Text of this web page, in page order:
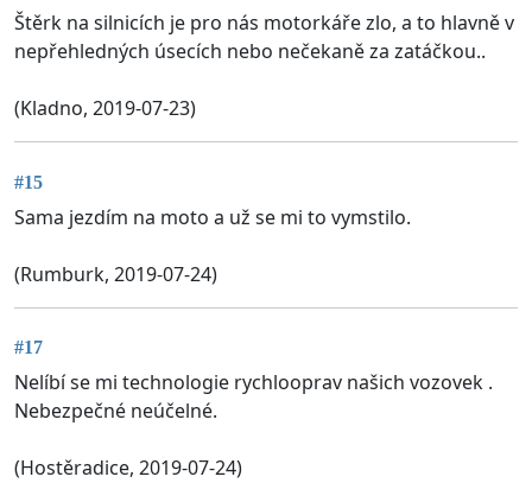
Štěrk na silnicích je pro nás motorkáře zlo, a to hlavně v
nepřehledných úsecích nebo nečekaně za zatáčkou..
(Kladno, 2019-07-23)
#15
Sama jezdím na moto a už se mi to vymstilo.
(Rumburk, 2019-07-24)
#17
Nelíbí se mi technologie rychlooprav našich vozovek .
Nebezpečné neúčelné.
(Hostěradice, 2019-07-24)